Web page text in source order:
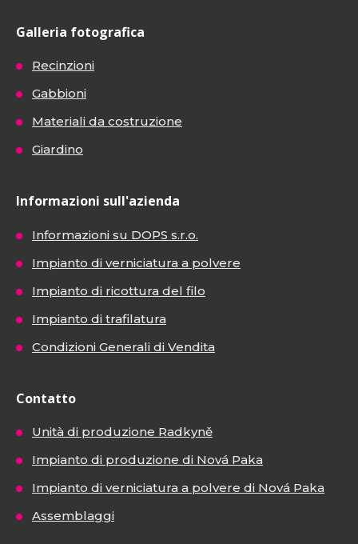
Galleria fotografica
Recinzioni
Gabbioni
Materiali da costruzione
Giardino
Informazioni sull'azienda
Informazioni su DOPS s.r.o.
Impianto di verniciatura a polvere
Impianto di ricottura del filo
Impianto di trafilatura
Condizioni Generali di Vendita
Contatto
Unità di produzione Radkyně
Impianto di produzione di Nová Paka
Impianto di verniciatura a polvere di Nová Paka
Assemblaggi